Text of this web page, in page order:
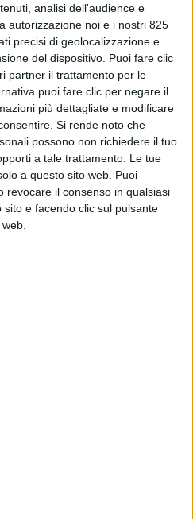
analisi dell'audience e
autorizzazione noi e i nostri 825
precisi di geolocalizzazione e
del dispositivo. Puoi fare clic
partner il trattamento per le
puoi fare clic per negare il
più dettagliate e modificare
Si rende noto che
possono non richiedere il tuo
a tale trattamento. Le tue
a questo sito web. Puoi
revocare il consenso in qualsiasi
e facendo clic sul pulsante
Micheli: il
dei trasporti